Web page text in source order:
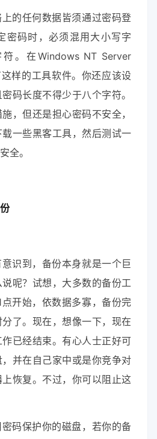
的任何数据皆须通过密码登
密码时，必须混用大小写字
。在Windows NT Server
样的工具软件。你还应该设
码长度不得少于八个字符。
，但还是担心密码不安全，
一些黑客工具，然后测试一
全。
份
识到，备份本身就是一个巨
呢？试想，大多数的备份工
开始，依数据多寡，备份完
了。现在，想像一下，现在
已经结束。有心人士正好可
并在自己家中或是你竞争对
恢复。不过，你可以阻止这
码保护你的磁盘，若你的备